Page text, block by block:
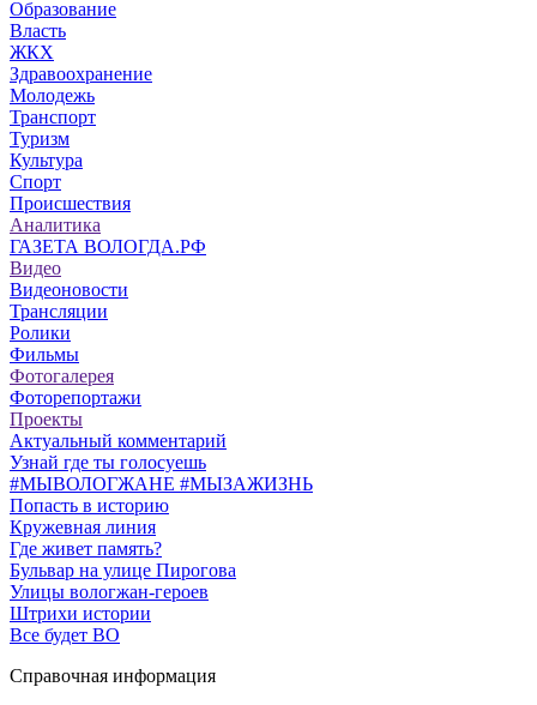
Образование
Власть
ЖКХ
Здравоохранение
Молодежь
Транспорт
Туризм
Культура
Спорт
Происшествия
Аналитика
ГАЗЕТА ВОЛОГДА.РФ
Видео
Видеоновости
Трансляции
Ролики
Фильмы
Фотогалерея
Фоторепортажи
Проекты
Актуальный комментарий
Узнай где ты голосуешь
#МЫВОЛОГЖАНЕ #МЫЗАЖИЗНЬ
Попасть в историю
Кружевная линия
Где живет память?
Бульвар на улице Пирогова
Улицы вологжан-героев
Штрихи истории
Все будет ВО
Справочная информация